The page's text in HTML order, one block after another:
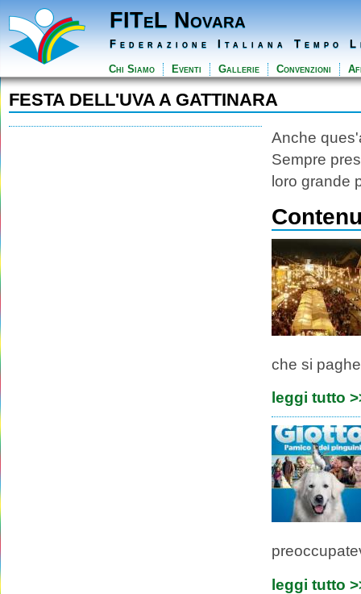
FITeL Novara
Federazione Italiana Tempo
Chi Siamo Eventi Gallerie Convenzioni
FESTA DELL'UVA A GATTINARA
Anche
Sempre
loro grande
che si
leggi tutto
leggi tutto